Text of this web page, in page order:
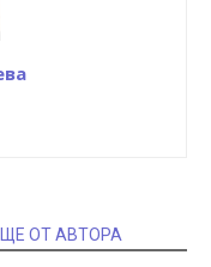
ОТ АВТОРА